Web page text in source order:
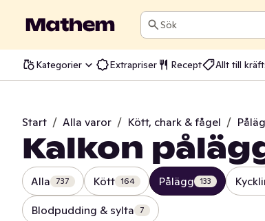
Sök
Kategorier Extrapriser Recept Allt till
Start / Alla varor / Kött, chark & fågel /
Kalkon
Alla 737 Kött 164 Pålägg 133
Blodpudding & sylta 7